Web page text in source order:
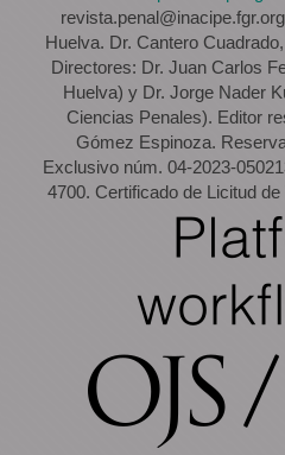
Huelva. Dr. Cantero
Directores: Dr. Juan Carlos
Huelva) y Dr. Jorge Nader
Ciencias Penales). Editor
Gómez Espinoza.
Exclusivo núm. 04-2023-
4700. Certificado de Licitud